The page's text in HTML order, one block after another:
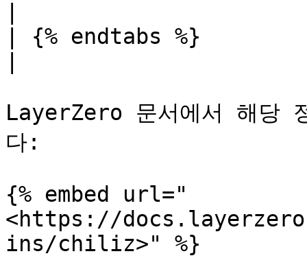
| {% endtabs %}
LayerZero 문서에서 해당
다:
{% embed url="
<https://
ins/chiliz>" %}